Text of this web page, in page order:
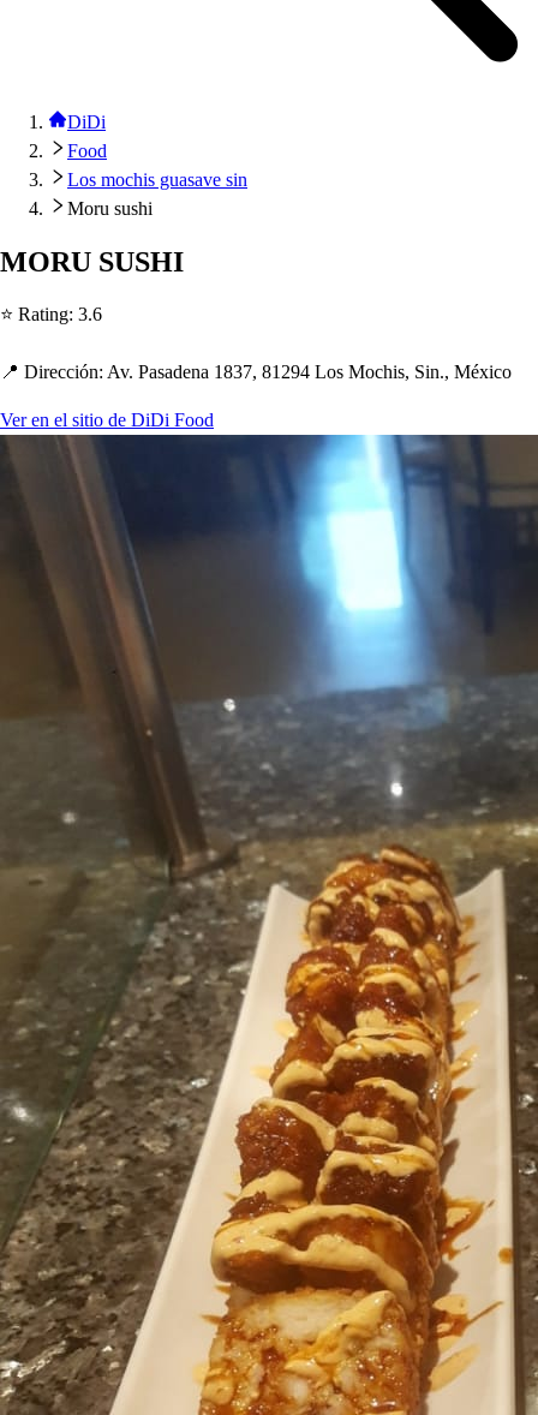
DiDi
Food
Los mochis guasave sin
Moru sushi
MORU SUSHI
⭐ Rating: 3.6
📍 Dirección: Av. Pasadena 1837, 81294 Los Mochis, Sin., México
Ver en el sitio de DiDi Food